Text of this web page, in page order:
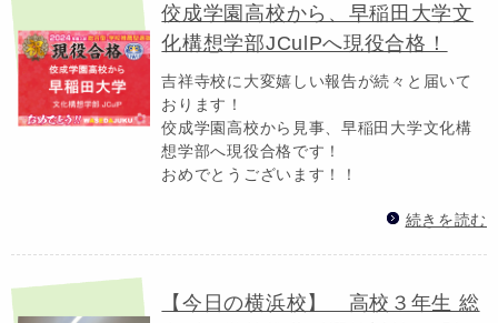
佼成学園高校から、早稲田大学文
化構想学部JCulPへ現役合格！
吉祥寺校に大変嬉しい報告が続々と届いて
おります！
佼成学園高校から見事、早稲田大学文化構
想学部へ現役合格です！
おめでとうございます！！
続きを読む
【今日の横浜校】 高校３年生 総